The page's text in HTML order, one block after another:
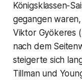
Königsklassen-
gegangen
Viktor Gyökeres
nach dem
steigerte sich
Tillman und